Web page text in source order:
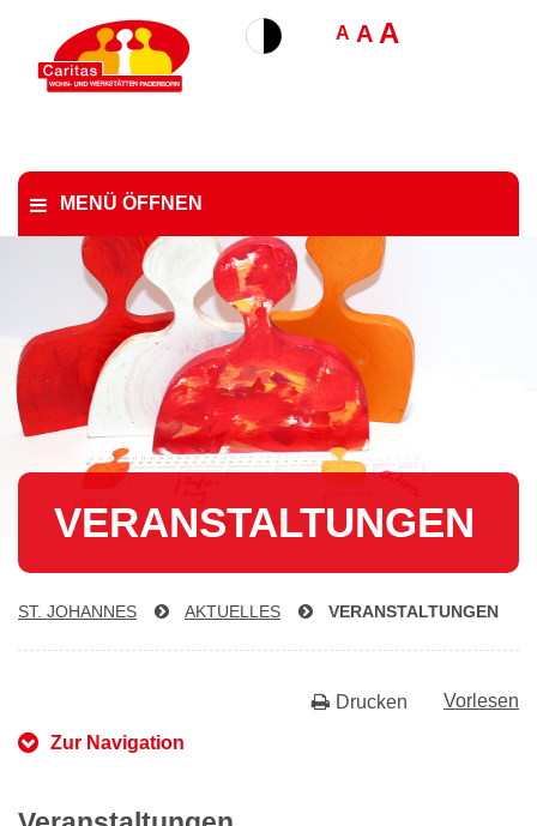
A A A
MENÜ ÖFFNEN
VER­AN­STAL­TUN­GEN
ST. JOHANNES AKTUELLES VER­AN­STAL­TUN­GEN
Vorlesen
Drucken
Zur Navigation